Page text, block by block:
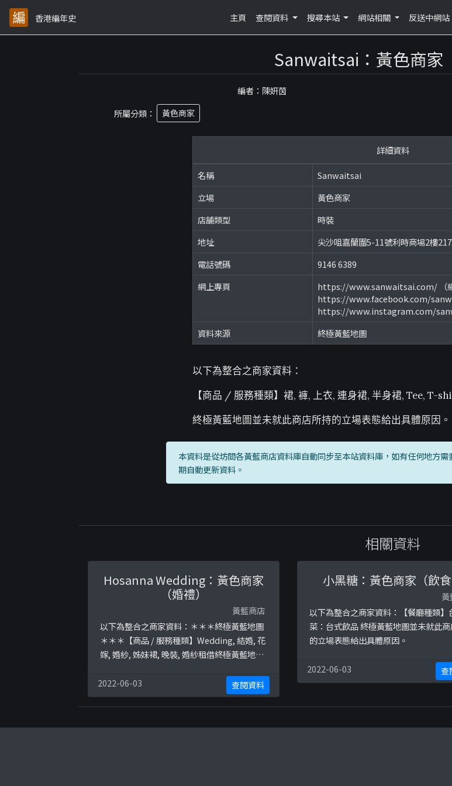
香港編年史 主頁 查閱資料 搜尋本站 網站相關 反送中網站
Sanwaitsai：黃色商家
編者：陳妍茵
所屬分類：
黃色商家
詳細資料
名稱
Sanwaitsai
立場
黃色商家
店舖類型
時裝
地址
尖沙咀嘉蘭圍5-11號利時商場2樓
電話號碼
9146 6389
網上專頁
https://www.sanwaitsai.com/ （網
https://www.facebook.com/
https://www.instagram.com/
資料來源
終極黃藍地圖
以下為整合之商家資料：
【商品 / 服務種類】裙, 褲, 上衣, 連身裙, 半身裙, Tee, T-
終極黃藍地圖並未就此商店所持的立場表態給出具體原因。
本資料是從坊間各黃藍商店資料庫自動同步至本站資料庫，如有任何地方
期自動更新資料。
相關資料
Hosanna Wedding：黃色商家
（婚禮）
黃藍商店
以下為整合之商家資料：＊＊＊終極黃藍地圖
＊＊＊【商品 / 服務種類】Wedding, 結婚, 花
嫁, 婚紗, 姊妹裙, 晚裝, 婚紗租借終極黃藍地圖
＊＊＊和你查＊＊＊以下係商戶自行提供嘅簡
介：Handmade &amp; Uniqueness若然你
厭倦傳統的設計，不妨考慮下本人的自家創
2022-06-03 查閱資料
小黑糖：黃色商家（飲食
以下為整合之商家資料：【餐廳種類】
菜：台式飲品 終極黃藍地圖並未就此
的立場表態給出具體原因。
2022-06-03 查